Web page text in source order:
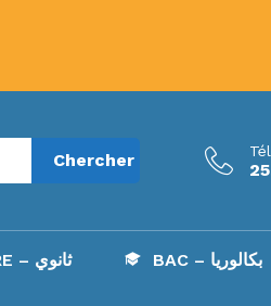
Chercher
SECONDAIRE – ثانوي BAC – بكالوريا